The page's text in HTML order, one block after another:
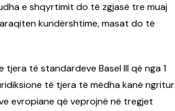
e shqyrtimit do të zgjasë tre muaj
kundërshtime, masat do të
të standardeve Basel III që nga 1
të tjera të mëdha kanë ngritur
evropiane që veprojnë në tregjet